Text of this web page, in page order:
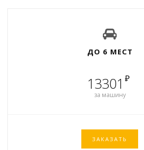
ДО 6 МЕСТ
13301₽
за машину
ЗАКАЗАТЬ